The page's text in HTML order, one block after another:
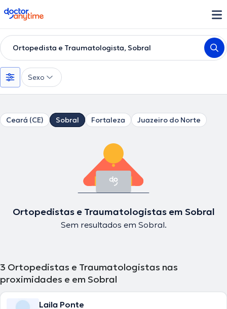
doctoranytime
Ortopedista e Traumatologista, Sobral
Sexo
Ceará (CE) Sobral Fortaleza Juazeiro do Norte
Ortopedistas e Traumatologistas em Sobral
Sem resultados em Sobral.
3 Ortopedistas e Traumatologistas nas
proximidades e em Sobral
Laila Ponte